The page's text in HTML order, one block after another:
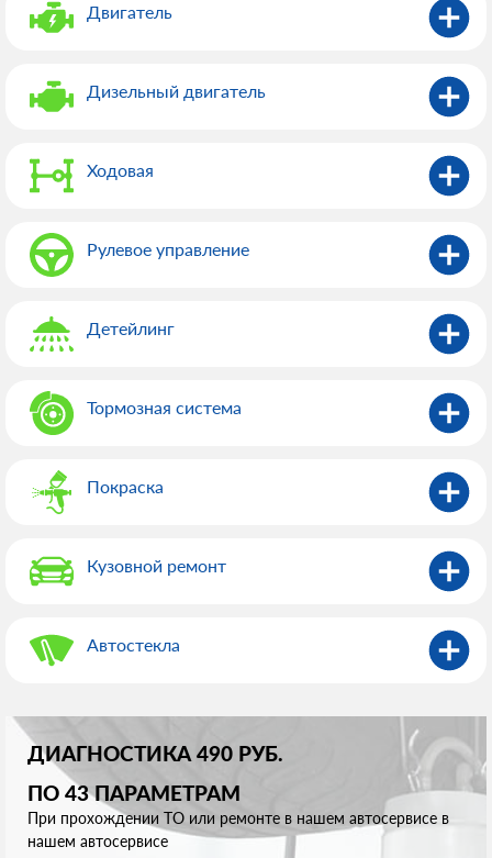
Двигатель
Дизельный двигатель
Ходовая
Рулевое управление
Детейлинг
Тормозная система
Покраска
Кузовной ремонт
Автостекла
ДИАГНОСТИКА 490 РУБ.
ПО 43 ПАРАМЕТРАМ
При прохождении ТО или ремонте в нашем автосервисе в
нашем автосервисе